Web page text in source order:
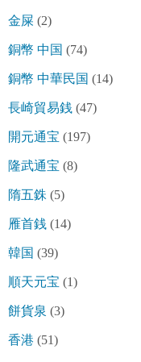
金屎 (2)
銅幣 中国 (74)
銅幣 中華民国 (14)
長崎貿易銭 (47)
開元通宝 (197)
隆武通宝 (8)
隋五銖 (5)
雁首銭 (14)
韓国 (39)
順天元宝 (1)
餅貨泉 (3)
香港 (51)